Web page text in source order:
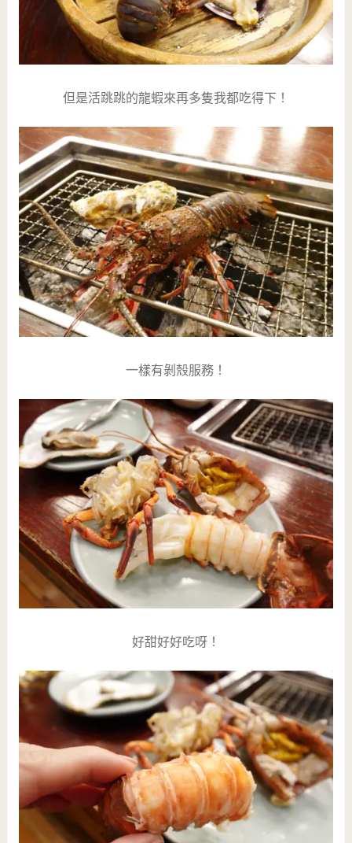
但是活跳跳的龍蝦來再多隻我都吃得下！
一樣有剝殼服務！
好甜好好吃呀！